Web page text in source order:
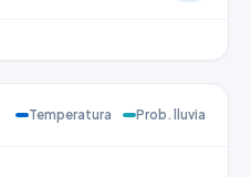
Temperatura Prob. lluvia